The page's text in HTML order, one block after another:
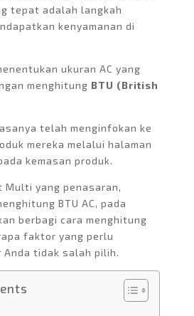
tepat adalah langkah
kenyamanan di
ukuran AC yang
menghitung BTU (British
telah menginfokan ke
mereka melalui halaman
kemasan produk.
Multi yang penasaran,
BTU AC, pada
berbagi cara menghitung
faktor yang perlu
tidak salah pilih.